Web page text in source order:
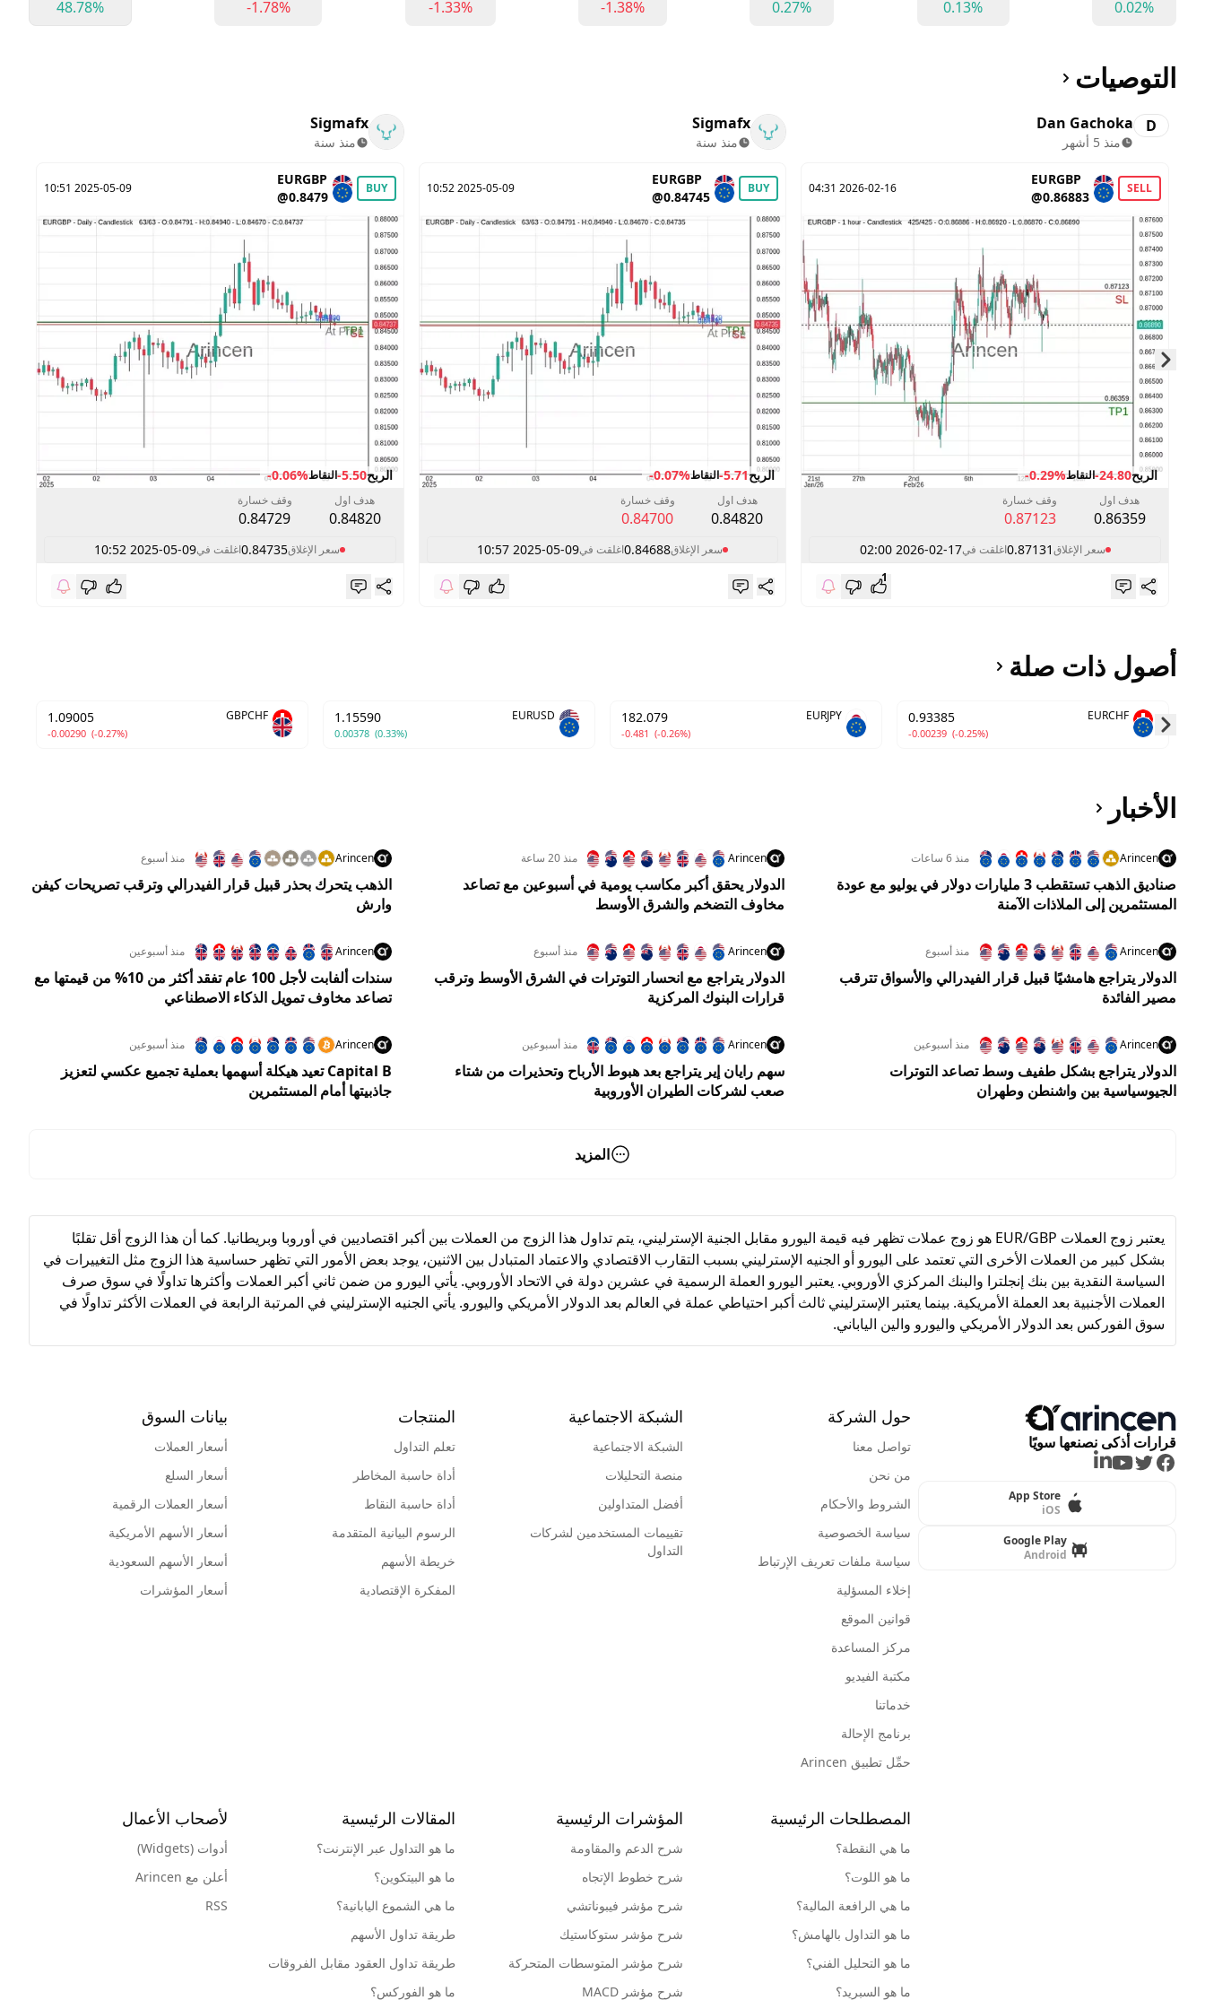
0.02%
0.13%
0.27%
-1.38%
-1.33%
-1.78%
48.78%
التوصيات
D
Dan Gachoka
منذ 5 أشهر
SELL
EURGBP
@0.86883
2026-02-16 04:31
الربح-24.80النقاط-0.29%
هدف اول
0.86359
وقف خسارة
0.87123
سعر الإغلاق0.87131اغلقت في2026-02-17 02:00
1
Sigmafx
منذ سنة
BUY
EURGBP
@0.84745
2025-05-09 10:52
الربح-5.71النقاط-0.07%
هدف اول
0.84820
وقف خسارة
0.84700
سعر الإغلاق0.84688اغلقت في2025-05-09 10:57
Sigmafx
منذ سنة
BUY
EURGBP
@0.8479
2025-05-09 10:51
الربح-5.50النقاط-0.06%
هدف اول
0.84820
وقف خسارة
0.84729
سعر الإغلاق0.84735اغلقت في2025-05-09 10:52
Skip to next slide page
أصول ذات صلة
EURCHF
0.93385
-0.00239 (-0.25%)
EURJPY
182.079
-0.481 (-0.26%)
EURUSD
1.15590
0.00378 (0.33%)
GBPCHF
1.09005
-0.00290 (-0.27%)
الأخبار
Arincen منذ 6 ساعات
صناديق الذهب تستقطب 3 مليارات دولار في يوليو مع عودة
المستثمرين إلى الملاذات الآمنة
Arincen منذ 20 ساعة
الدولار يحقق أكبر مكاسب يومية في أسبوعين مع تصاعد
مخاوف التضخم والشرق الأوسط
Arincen منذ أسبوع
الذهب يتحرك بحذر قبيل قرار الفيدرالي وترقب تصريحات كيفن
وارش
Arincen منذ أسبوع
الدولار يتراجع هامشيًا قبيل قرار الفيدرالي والأسواق تترقب
مصير الفائدة
Arincen منذ أسبوع
الدولار يتراجع مع انحسار التوترات في الشرق الأوسط وترقب
قرارات البنوك المركزية
Arincen منذ أسبوعين
سندات ألفابت لأجل 100 عام تفقد أكثر من 10% من قيمتها مع
تصاعد مخاوف تمويل الذكاء الاصطناعي
Arincen منذ أسبوعين
الدولار يتراجع بشكل طفيف وسط تصاعد التوترات
الجيوسياسية بين واشنطن وطهران
Arincen منذ أسبوعين
سهم رايان إير يتراجع بعد هبوط الأرباح وتحذيرات من شتاء
صعب لشركات الطيران الأوروبية
Arincen منذ أسبوعين
Capital B تعيد هيكلة أسهمها بعملية تجميع عكسي لتعزيز
جاذبيتها أمام المستثمرين
المزيد
يعتبر زوج العملات EUR/GBP هو زوج عملات تظهر فيه قيمة اليورو مقابل الجنية الإسترليني، يتم تداول هذا الزوج من العملات بين أكبر اقتصاديين في أوروبا وبريطانيا. كما أن هذا الزوج أقل تقلبًا
بشكل كبير من العملات الأخرى التي تعتمد على اليورو أو الجنيه الإسترليني بسبب التقارب الاقتصادي والاعتماد المتبادل بين الاثنين، يوجد بعض الأمور التي تظهر حساسية هذا الزوج مثل التغييرات في
السياسة النقدية بين بنك إنجلترا والبنك المركزي الأوروبي. يعتبر اليورو العملة الرسمية في عشرين دولة في الاتحاد الأوروبي. يأتي اليورو من ضمن ثاني أكبر العملات وأكثرها تداولًا في سوق صرف
العملات الأجنبية بعد العملة الأمريكية. بينما يعتبر الإسترليني ثالث أكبر احتياطي عملة في العالم بعد الدولار الأمريكي واليورو. يأتي الجنيه الإسترليني في المرتبة الرابعة في العملات الأكثر تداولًا في
سوق الفوركس بعد الدولار الأمريكي واليورو والين الياباني.
قرارات أذكى نصنعها سويًا
Facebook
Twitter
Youtube
LinkedIn
App Store
iOS
Google Play
Android
حول الشركة
تواصل معنا
من نحن
الشروط والأحكام
سياسة الخصوصية
سياسة ملفات تعريف الإرتباط
إخلاء المسؤلية
قوانين الموقع
مركز المساعدة
مكتبة الفيديو
خدماتنا
برنامج الإحالة
حمِّل تطبيق Arincen
الشبكة الاجتماعية
الشبكة الاجتماعية
منصة التحليلات
أفضل المتداولين
تقييمات المستخدمين لشركات
التداول
المنتجات
تعلم التداول
أداة حاسبة المخاطر
أداة حاسبة النقاط
الرسوم البيانية المتقدمة
خريطة الأسهم
المفكرة الإقتصادية
بيانات السوق
أسعار العملات
أسعار السلع
أسعار العملات الرقمية
أسعار الأسهم الأمريكية
أسعار الأسهم السعودية
أسعار المؤشرات
المصطلحات الرئيسية
ما هي النقطة؟
ما هو اللوت؟
ما هي الرافعة المالية؟
ما هو التداول بالهامش؟
ما هو التحليل الفني؟
ما هو السبريد؟
المؤشرات الرئيسية
شرح الدعم والمقاومة
شرح خطوط الإتجاه
شرح مؤشر فيبوناتشي
شرح مؤشر ستوكاستيك
شرح مؤشر المتوسطات المتحركة
شرح مؤشر MACD
المقالات الرئيسية
ما هو التداول عبر الإنترنت؟
ما هو البيتكوين؟
ما هي الشموع اليابانية؟
طريقة تداول الأسهم
طريقة تداول العقود مقابل الفروقات
ما هو الفوركس؟
لأصحاب الأعمال
أدوات (Widgets)
أعلن مع Arincen
RSS